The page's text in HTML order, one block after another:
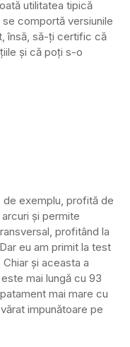
utilitatea tipică
comportă versiunile
însă, să-ți certific că
și că poți s-o
de exemplu, profită de
și permite
profitând la
eu am primit la test
și aceasta a
mai lungă cu 93
mai mare cu
impunătoare pe